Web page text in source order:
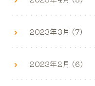
2023年3月 (7)
2023年2月 (6)